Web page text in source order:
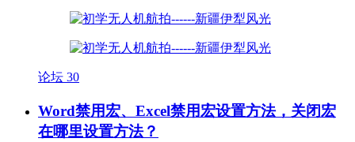
论坛 30
Word禁用宏、Excel禁用宏设置方法，关闭宏
在哪里设置方法？